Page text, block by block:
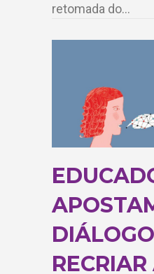
retomada do…
RECRIAR